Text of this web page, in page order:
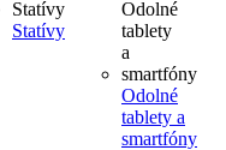
Statívy
Odolné
tablety a
smartfóny